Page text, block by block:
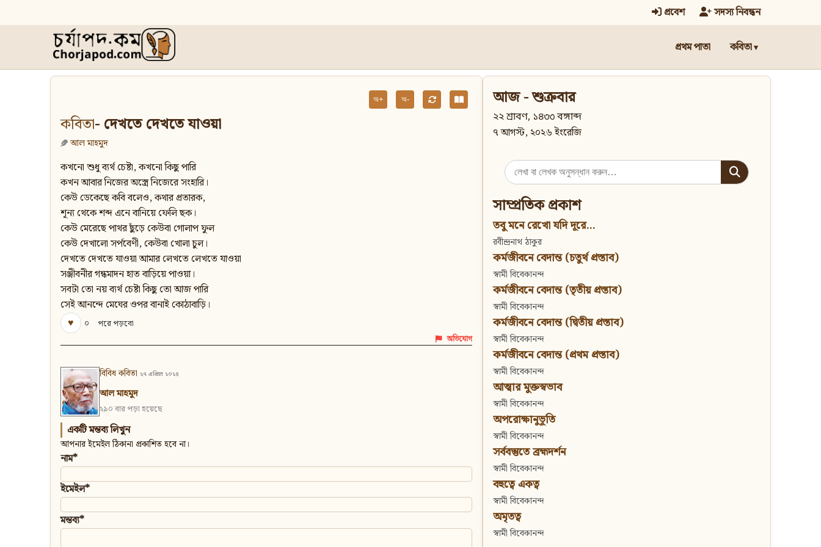
প্রবেশ সদস্য নিবন্ধন
প্রথম পাতা কবিতা
অ+ অ-
কবিতা- দেখতে দেখতে যাওয়া
আল মাহমুদ
কখনো শুধু ব্যর্থ চেষ্টা, কখনো কিছু পারি
কখন আবার নিজের অস্ত্রে নিজেরে সংহারি।
কেউ ডেকেছে কবি বলেও, কথার প্রতারক,
শূন্য থেকে শব্দ এনে বানিয়ে ফেলি ছক।
কেউ মেরেছে পাথর ছুঁড়ে কেউবা গোলাপ ফুল
কেউ দেখালো সর্পবেণী, কেউবা খোলা চুল।
দেখতে দেখতে যাওয়া আমার লেখতে লেখতে যাওয়া
সঞ্জীবনীর গন্ধমাদন হাত বাড়িয়ে পাওয়া।
সবটা তো নয় ব্যর্থ চেষ্টা কিছু তো আজ পারি
সেই আনন্দে মেঘের ওপর বানাই কোঠাবাড়ি।
♥
০ পরে পড়বো
অভিযোগ
বিবিধ কবিতা ২৭ এপ্রিল ২০২৪
আল মাহমুদ
২৯০ বার পড়া হয়েছে
একটি মন্তব্য লিখুন
আপনার ইমেইল ঠিকানা প্রকাশিত হবে না।
নাম*
ইমেইল*
মন্তব্য*
আজ - শুক্রবার
২২ শ্রাবণ, ১৪৩৩ বঙ্গাব্দ
৭ আগস্ট, ২০২৬ ইংরেজি
Search
for:
সাম্প্রতিক প্রকাশ
তবু মনে রেখো যদি দূরে...
রবীন্দ্রনাথ ঠাকুর
কর্মজীবনে বেদান্ত (চতুর্থ প্রস্তাব)
স্বামী বিবেকানন্দ
কর্মজীবনে বেদান্ত (তৃতীয় প্রস্তাব)
স্বামী বিবেকানন্দ
কর্মজীবনে বেদান্ত (দ্বিতীয় প্রস্তাব)
স্বামী বিবেকানন্দ
কর্মজীবনে বেদান্ত (প্রথম প্রস্তাব)
স্বামী বিবেকানন্দ
আত্মার মুক্তস্বভাব
স্বামী বিবেকানন্দ
অপরোক্ষানুভূতি
স্বামী বিবেকানন্দ
সর্ববস্তুতে ব্রহ্মদর্শন
স্বামী বিবেকানন্দ
বহুত্বে একত্ব
স্বামী বিবেকানন্দ
অমৃতত্ব
স্বামী বিবেকানন্দ